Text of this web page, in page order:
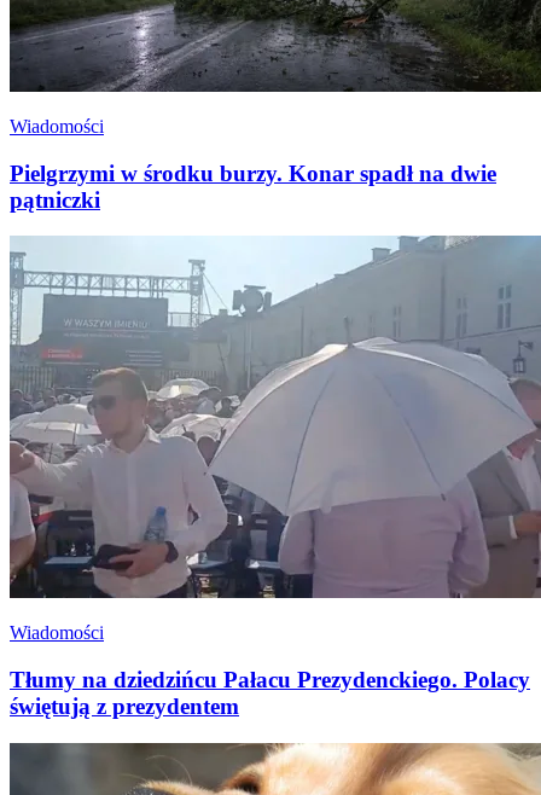
Wiadomości
Pielgrzymi w środku burzy. Konar spadł na dwie
pątniczki
Wiadomości
Tłumy na dziedzińcu Pałacu Prezydenckiego. Polacy
świętują z prezydentem